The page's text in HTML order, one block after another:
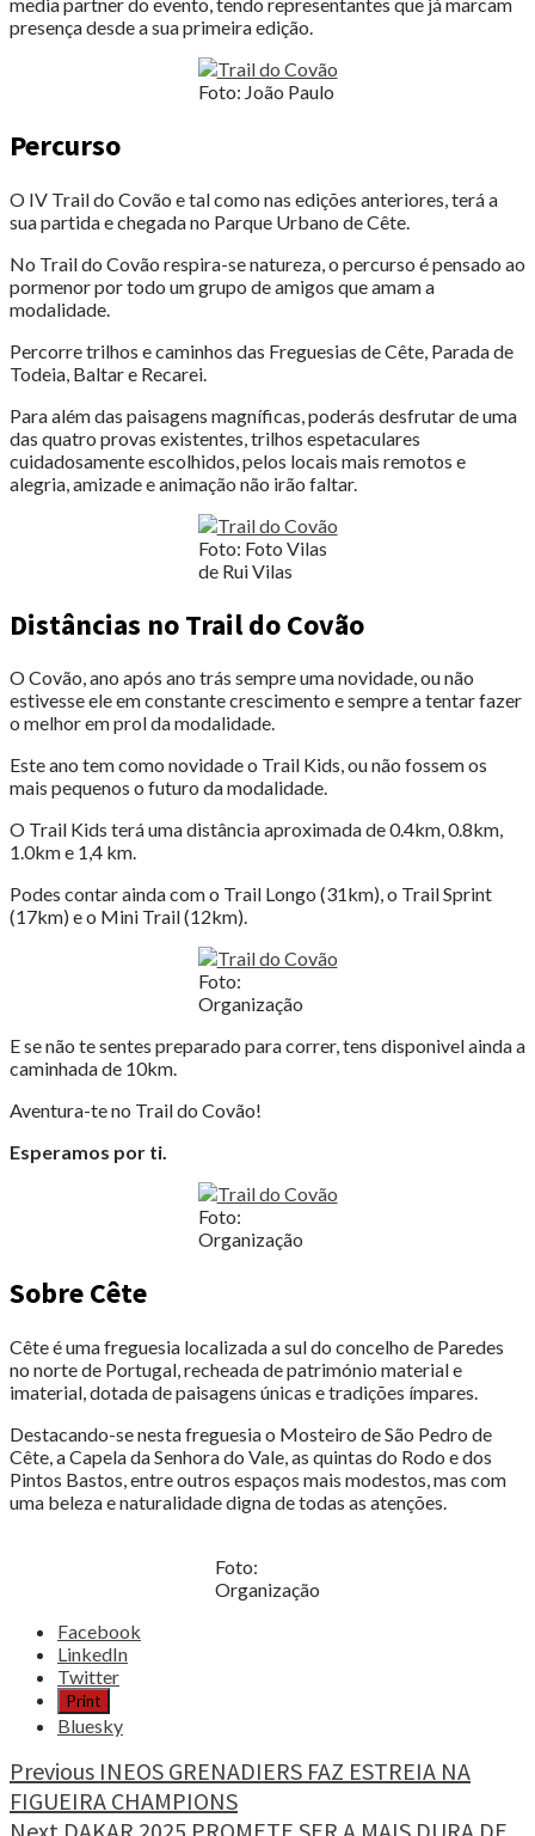
presença desde a sua primeira edição.
Foto: João Paulo
Percurso
O IV Trail do Covão e tal como nas edições anteriores, terá a
sua partida e chegada no Parque Urbano de Cête.
No Trail do Covão respira-se natureza, o percurso é pensado ao
pormenor por todo um grupo de amigos que amam a
modalidade.
Percorre trilhos e caminhos das Freguesias de Cête, Parada de
Todeia, Baltar e Recarei.
Para além das paisagens magníficas, poderás desfrutar de uma
das quatro provas existentes, trilhos espetaculares
cuidadosamente escolhidos, pelos locais mais remotos e
alegria, amizade e animação não irão faltar.
Foto: Foto Vilas
de Rui Vilas
Distâncias no Trail do Covão
O Covão, ano após ano trás sempre uma novidade, ou não
estivesse ele em constante crescimento e sempre a tentar fazer
o melhor em prol da modalidade.
Este ano tem como novidade o Trail Kids, ou não fossem os
mais pequenos o futuro da modalidade.
O Trail Kids terá uma distância aproximada de 0.4km, 0.8km,
1.0km e 1,4 km.
Podes contar ainda com o Trail Longo (31km), o Trail Sprint
(17km) e o Mini Trail (12km).
Foto:
Organização
E se não te sentes preparado para correr, tens disponivel ainda a
caminhada de 10km.
Aventura-te no Trail do Covão!
Esperamos por ti.
Foto:
Organização
Sobre Cête
Cête é uma freguesia localizada a sul do concelho de Paredes
no norte de Portugal, recheada de património material e
imaterial, dotada de paisagens únicas e tradições ímpares.
Destacando-se nesta freguesia o Mosteiro de São Pedro de
Cête, a Capela da Senhora do Vale, as quintas do Rodo e dos
Pintos Bastos, entre outros espaços mais modestos, mas com
uma beleza e naturalidade digna de todas as atenções.
Foto:
Organização
Share
post
"TRAIL
DO
AVENTURA-
TE!"
Facebook
LinkedIn
Twitter
Print
Bluesky
Continue
Reading
Previous INEOS GRENADIERS FAZ ESTREIA NA
FIGUEIRA CHAMPIONS